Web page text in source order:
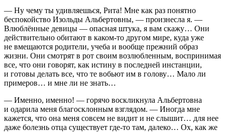
— Ну чему ты удивляешься, Рита! Мне как раз понятно
беспокойство Изольды Альбертовны, — произнесла я. —
Влюблённые девицы — опасная штука, я вам скажу… Они
действительно обитают в каком-то другом мире, куда уже
не вмещаются родители, учеба и вообще прежний образ
жизни. Они смотрят в рот своим возлюбленным, воспринимая
все, что они говорят, как истину в последней инстанции,
и готовы делать все, что те вобьют им в голову… Мало ли
примеров… и мне ли не знать…
— Именно, именно! — горячо воскликнула Альбертовна
и одарила меня благосклонным взглядом. — Иногда мне
кажется, что она меня совсем не видит и не слышит… для нее
даже болезнь отца существует где-то там, далеко… Ох, как же